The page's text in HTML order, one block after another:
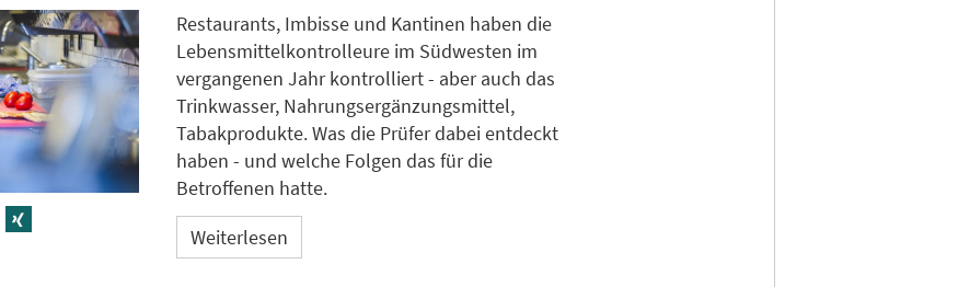
Restaurants, Imbisse und Kantinen haben die
Lebensmittelkontrolleure im Südwesten im
vergangenen Jahr kontrolliert - aber auch das
Trinkwasser, Nahrungsergänzungsmittel,
Tabakprodukte. Was die Prüfer dabei entdeckt
haben - und welche Folgen das für die
Betroffenen hatte.
Weiterlesen